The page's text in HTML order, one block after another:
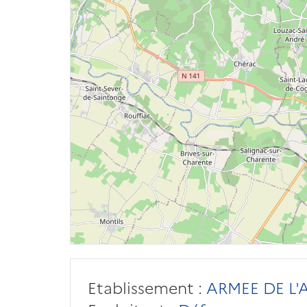
Etablissement : ARMEE DE